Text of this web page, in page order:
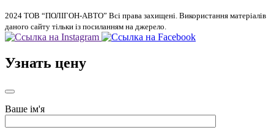
2024 ТОВ “ПОЛІГОН-АВТО” Всі права захищені. Використання матеріалів
даного сайту тільки із посиланням на джерело.
Узнать цену
Ваше ім'я